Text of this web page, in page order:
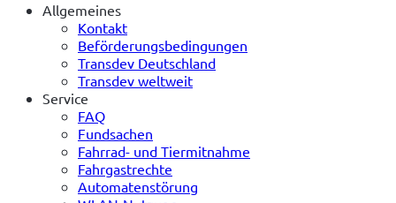
Allgemeines
Kontakt
Beförderungsbedingungen
Transdev Deutschland
Transdev weltweit
Service
FAQ
Fundsachen
Fahrrad- und Tiermitnahme
Fahrgastrechte
Automatenstörung